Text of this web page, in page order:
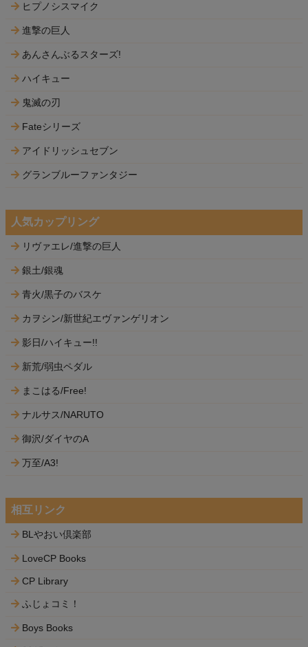
ヒプノシスマイク
進撃の巨人
あんさんぶるスターズ!
ハイキュー
鬼滅の刃
Fateシリーズ
アイドリッシュセブン
グランブルーファンタジー
人気カップリング
リヴァエレ/進撃の巨人
銀土/銀魂
青火/黒子のバスケ
カヲシン/新世紀エヴァンゲリオン
影日/ハイキュー!!
新荒/弱虫ペダル
まこはる/Free!
ナルサス/NARUTO
御沢/ダイヤのA
万至/A3!
相互リンク
BLやおい倶楽部
LoveCP Books
CP Library
ふじょコミ！
Boys Books